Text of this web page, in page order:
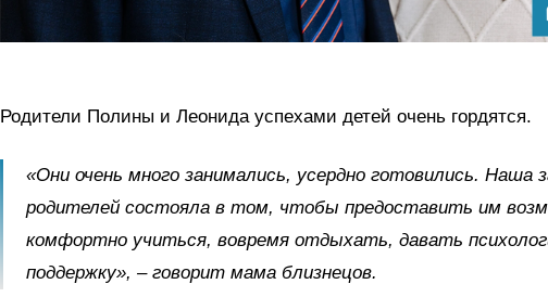
Родители Полины и Леонида успехами детей очень гордятся.
«Они очень много занимались, усердно готовились. Наша
родителей состояла в том, чтобы предоставить им
комфортно учиться, вовремя отдыхать, давать
поддержку», – говорит мама близнецов.